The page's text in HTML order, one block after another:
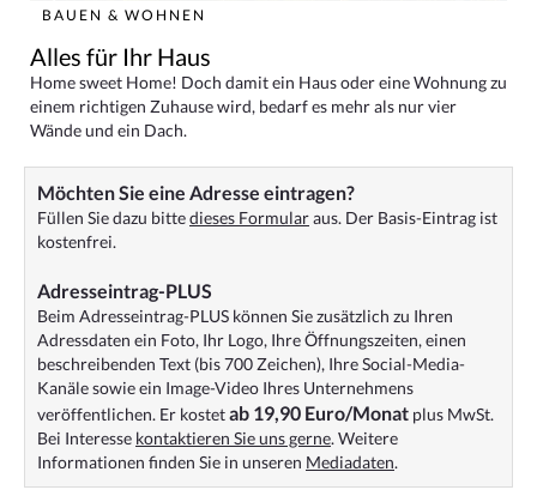
BAUEN & WOHNEN
Alles für Ihr Haus
Home sweet Home! Doch damit ein Haus oder eine Wohnung zu
einem richtigen Zuhause wird, bedarf es mehr als nur vier
Wände und ein Dach.
Möchten Sie eine Adresse eintragen?
Füllen Sie dazu bittedieses Formularaus. Der Basis-Eintrag ist
kostenfrei.
Adresseintrag-PLUS
Beim Adresseintrag-PLUS können Sie zusätzlich zu Ihren
Adressdaten ein Foto, Ihr Logo, Ihre Öffnungszeiten, einen
beschreibenden Text (bis 700 Zeichen), Ihre Social-Media-
Kanäle sowie ein Image-Video Ihres Unternehmens
veröffentlichen. Er kostetab 19,90 Euro/Monat plus MwSt.
Bei Interesse kontaktieren Sie uns gerne. Weitere
Informationen finden Sie in unseren Mediadaten.